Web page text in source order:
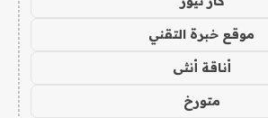
موقع خبرة التقني
أناقة أنثى
متورخ